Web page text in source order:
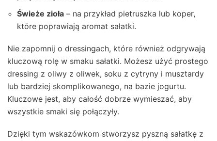
Świeże zioła – na przykład pietruszka lub koper,
które poprawiają aromat sałatki.
Nie zapomnij o dressingach, które również odgrywają
kluczową rolę w smaku sałatki. Możesz użyć prostego
dressing z oliwy z oliwek, soku z cytryny i musztardy
lub bardziej skomplikowanego, na bazie jogurtu.
Kluczowe jest, aby całość dobrze wymieszać, aby
wszystkie smaki się połączyły.
Dzięki tym wskazówkom stworzysz pyszną sałatkę z